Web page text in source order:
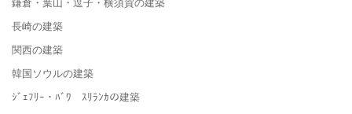
長崎の建築
関西の建築
韓国ソウルの建築
ｼﾞｪﾌﾘｰ・ﾊﾞﾜ ｽﾘﾗﾝｶの建築